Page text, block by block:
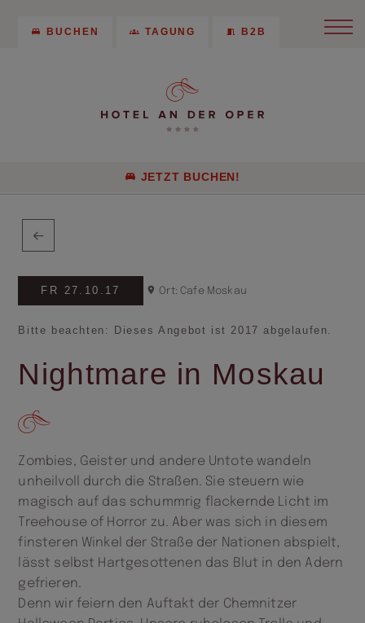
BUCHEN TAGUNG B2B
JETZT BUCHEN!
FR 27.10.17 Ort: Cafe Moskau
Bitte beachten: Dieses Angebot ist 2017 abgelaufen.
Nightmare in Moskau
Zombies, Geister und andere Untote wandeln
unheilvoll durch die Straßen. Sie steuern wie
magisch auf das schummrig flackernde Licht im
Treehouse of Horror zu. Aber was sich in diesem
finsteren Winkel der Straße der Nationen abspielt,
lässt selbst Hartgesottenen das Blut in den Adern
gefrieren.
Denn wir feiern den Auftakt der Chemnitzer